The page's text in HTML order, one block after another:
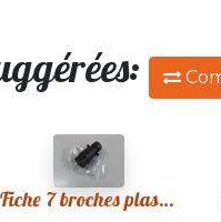
Fiche 7 broches plastique remorque neuve